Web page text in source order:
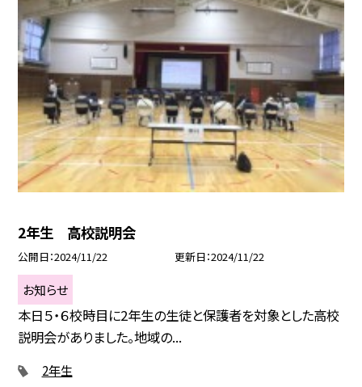
2年生 高校説明会
公開日 2024/11/22 更新日 2024/11/22
お知らせ
本日５・６校時目に2年生の生徒と保護者を対象とした高校
説明会がありました。地域の...
2年生